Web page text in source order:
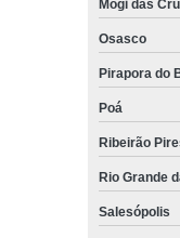
empilhadeira
empilhadeiras
empilhadeira
empilhadeira
Mogi das
Osasco
Pirapora do
Poá
Ribeirão
Rio Grande
Salesópolis